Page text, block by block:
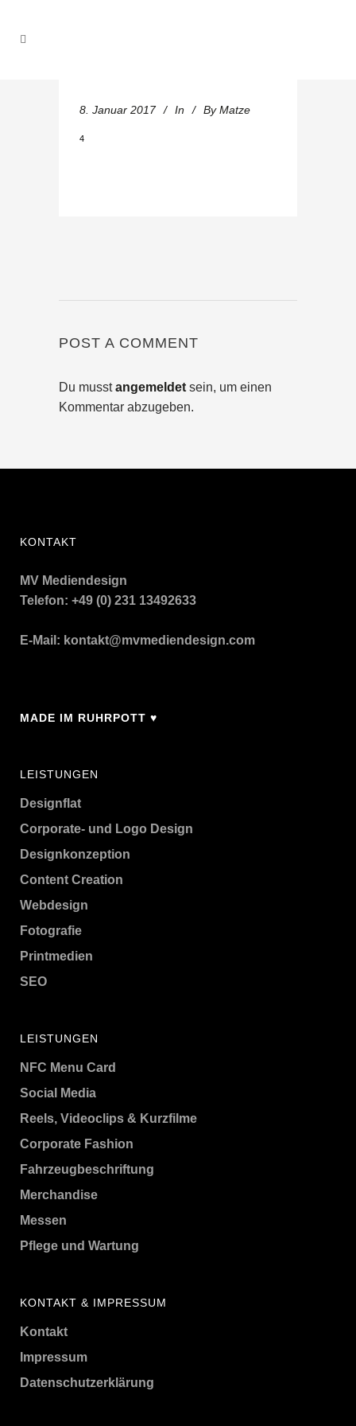
8. Januar 2017 In By Matze
4
POST A COMMENT
Du musstangemeldet sein, um einen
Kommentar abzugeben.
KONTAKT
MV Mediendesign
Telefon: +49 (0) 231 13492633
E-Mail: kontakt@mvmediendesign.com
MADE IM RUHRPOTT ♥
LEISTUNGEN
Designflat
Corporate- und Logo Design
Designkonzeption
Content Creation
Webdesign
Fotografie
Printmedien
SEO
LEISTUNGEN
NFC Menu Card
Social Media
Reels, Videoclips & Kurzfilme
Corporate Fashion
Fahrzeugbeschriftung
Merchandise
Messen
Pflege und Wartung
KONTAKT & IMPRESSUM
Kontakt
Impressum
Datenschutzerklärung